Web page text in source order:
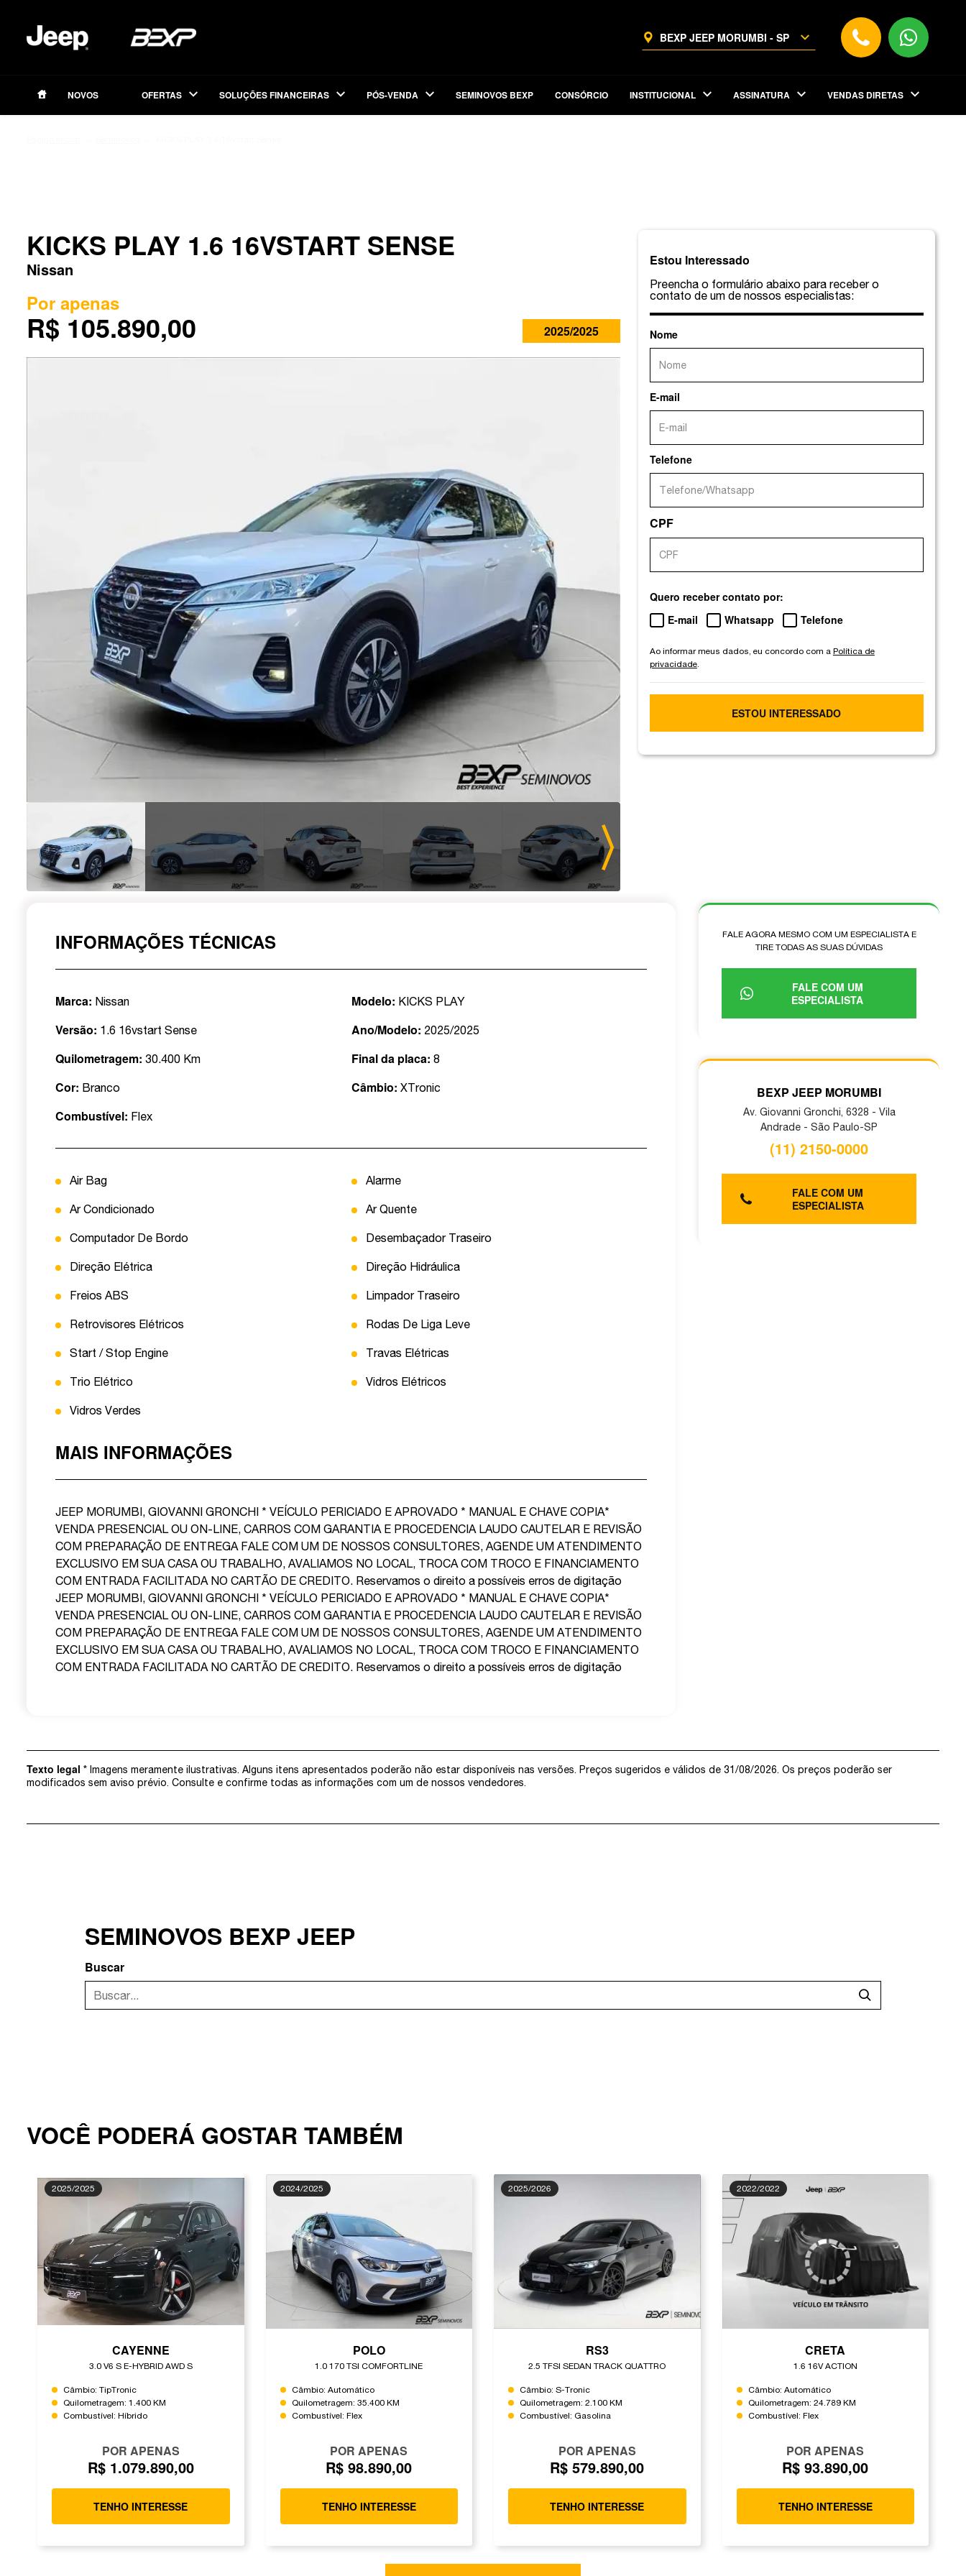
BEXP JEEP MORUMBI - SP
NOVOS OFERTAS SOLUÇÕES FINANCEIRAS PÓS-VENDA SEMINOVOS BEXP CONSÓRCIO INSTITUCIONAL ASSINATURA VENDAS DIRETAS
KICKS PLAY 1.6 16VSTART SENSE
Nissan
Por apenas
R$ 105.890,00 2025/2025
Estou Interessado
Preencha o formulário abaixo para receber o
contato de um de nossos especialistas:
Nome
E-mail
Telefone
CPF
Quero receber contato por:
E-mail
Whatsapp Telefone
Ao informar meus dados, eu concordo com a Política de
privacidade.
ESTOU INTERESSADO
INFORMAÇÕES TÉCNICAS
Marca: Nissan Modelo: KICKS PLAY
Versão: 1.6 16vstart Sense Ano/Modelo: 2025/2025
Quilometragem: 30.400 Km Final da placa: 8
Cor: Branco Câmbio: XTronic
Combustível: Flex
Air Bag Alarme
Ar Condicionado Ar Quente
Computador De Bordo Desembaçador Traseiro
Direção Elétrica Direção Hidráulica
Freios ABS Limpador Traseiro
Retrovisores Elétricos Rodas De Liga Leve
Start / Stop Engine Travas Elétricas
Trio Elétrico Vidros Elétricos
Vidros Verdes
MAIS INFORMAÇÕES
JEEP MORUMBI, GIOVANNI GRONCHI * VEÍCULO PERICIADO E APROVADO * MANUAL E CHAVE COPIA*
VENDA PRESENCIAL OU ON-LINE, CARROS COM GARANTIA E PROCEDENCIA LAUDO CAUTELAR E REVISÃO
COM PREPARAÇÃO DE ENTREGA FALE COM UM DE NOSSOS CONSULTORES, AGENDE UM ATENDIMENTO
EXCLUSIVO EM SUA CASA OU TRABALHO, AVALIAMOS NO LOCAL, TROCA COM TROCO E FINANCIAMENTO
COM ENTRADA FACILITADA NO CARTÃO DE CREDITO. Reservamos o direito a possíveis erros de digitação
JEEP MORUMBI, GIOVANNI GRONCHI * VEÍCULO PERICIADO E APROVADO * MANUAL E CHAVE COPIA*
VENDA PRESENCIAL OU ON-LINE, CARROS COM GARANTIA E PROCEDENCIA LAUDO CAUTELAR E REVISÃO
COM PREPARAÇÃO DE ENTREGA FALE COM UM DE NOSSOS CONSULTORES, AGENDE UM ATENDIMENTO
EXCLUSIVO EM SUA CASA OU TRABALHO, AVALIAMOS NO LOCAL, TROCA COM TROCO E FINANCIAMENTO
COM ENTRADA FACILITADA NO CARTÃO DE CREDITO. Reservamos o direito a possíveis erros de digitação
FALE AGORA MESMO COM UM ESPECIALISTA E
TIRE TODAS AS SUAS DÚVIDAS
FALE COM UM
ESPECIALISTA
BEXP JEEP MORUMBI
Av. Giovanni Gronchi, 6328 - Vila
Andrade - São Paulo-SP
(11) 2150-0000
FALE COM UM
ESPECIALISTA
Texto legal * Imagens meramente ilustrativas. Alguns itens apresentados poderão não estar disponíveis nas versões. Preços sugeridos e válidos de 31/08/2026. Os preços poderão ser
modificados sem aviso prévio. Consulte e confirme todas as informações com um de nossos vendedores.
SEMINOVOS BEXP JEEP
Buscar
VOCÊ PODERÁ GOSTAR TAMBÉM
2025/2025
CAYENNE
3.0 V6 S E-HYBRID AWD S
Câmbio: TipTronic
Quilometragem: 1.400 KM
Combustível: Híbrido
POR APENAS
R$ 1.079.890,00
TENHO INTERESSE
2024/2025
POLO
1.0 170 TSI COMFORTLINE
Câmbio: Automático
Quilometragem: 35.400 KM
Combustível: Flex
POR APENAS
R$ 98.890,00
TENHO INTERESSE
2025/2026
RS3
2.5 TFSI SEDAN TRACK QUATTRO
Câmbio: S-Tronic
Quilometragem: 2.100 KM
Combustível: Gasolina
POR APENAS
R$ 579.890,00
TENHO INTERESSE
2022/2022
CRETA
1.6 16V ACTION
Câmbio: Automático
Quilometragem: 24.789 KM
Combustível: Flex
POR APENAS
R$ 93.890,00
TENHO INTERESSE